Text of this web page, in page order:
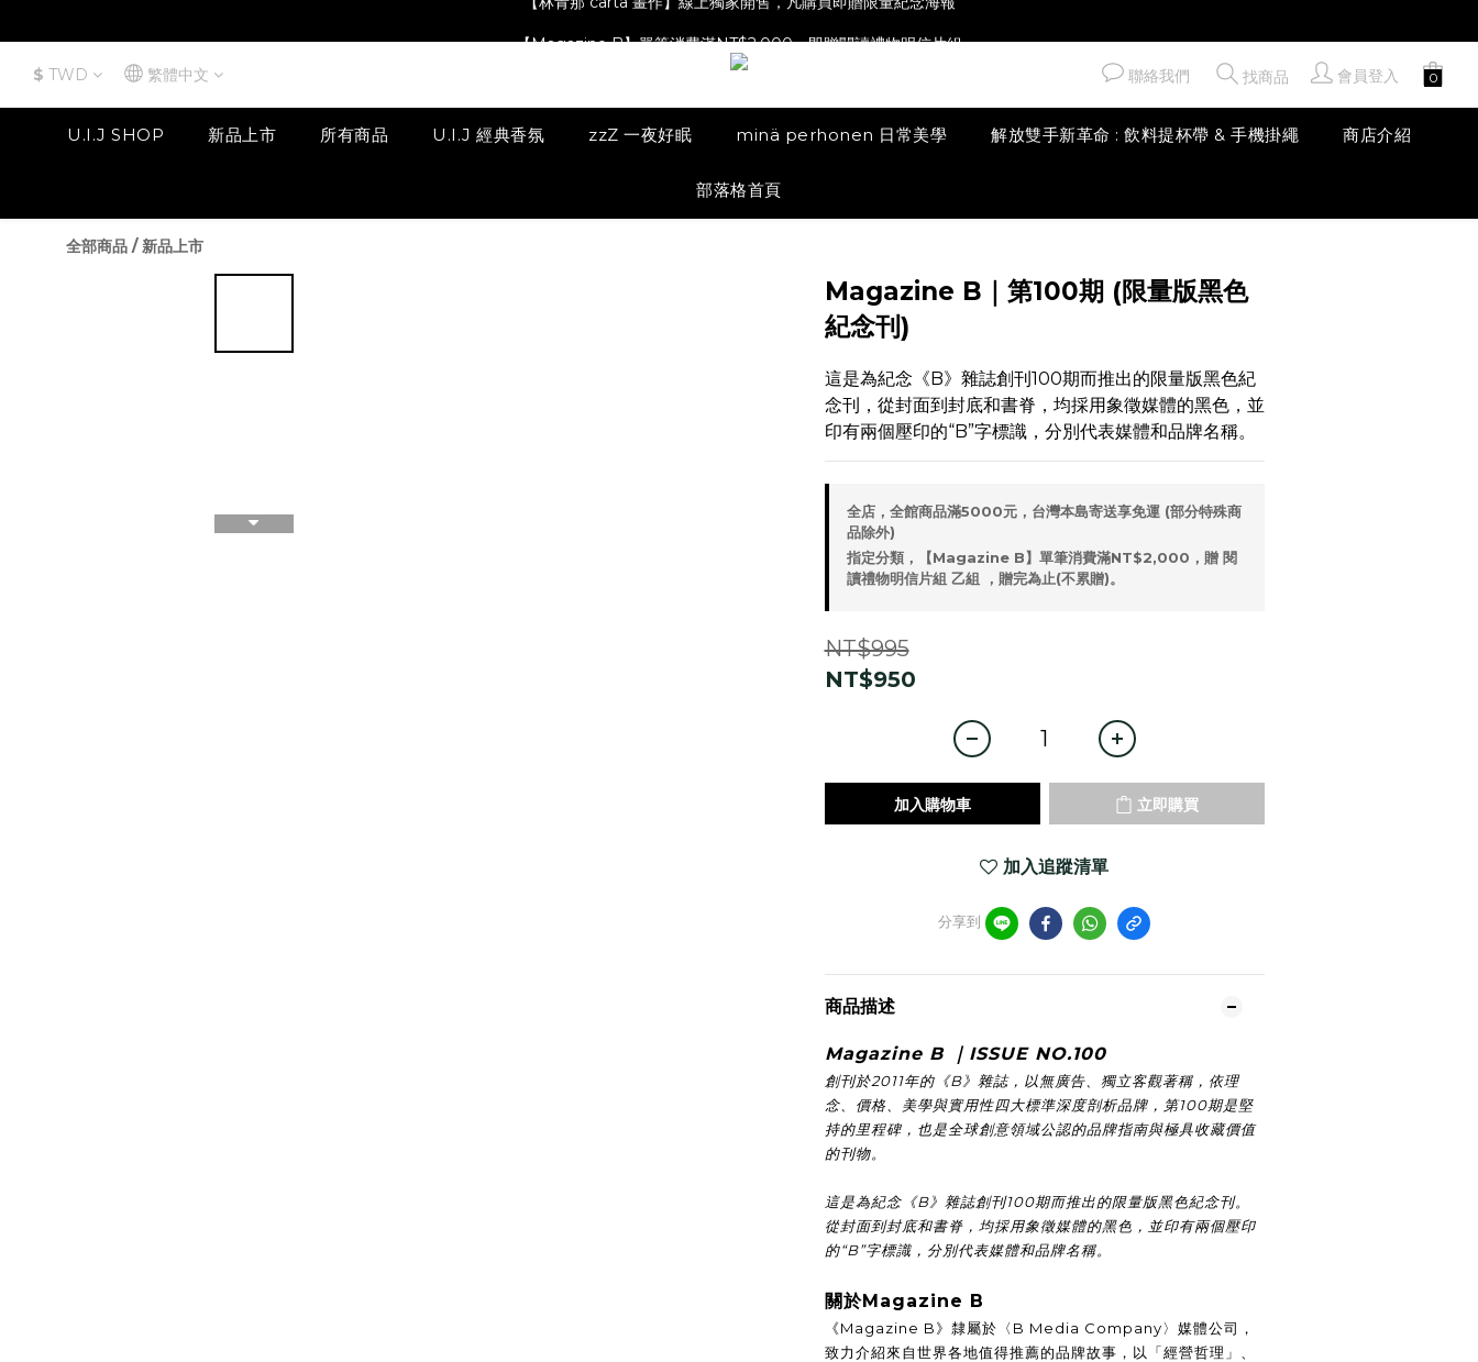
$ TWD 繁體中文 聯絡我們 找商品 會員登入
U.I.J SHOP 新品上市 所有商品 U.I.J 經典香氛 zzZ 一夜好眠 minä perhonen 日常美學 解放雙手新革命 : 飲料提杯帶 & 手機掛繩 商店介紹
部落格首頁
全部商品 /新品上市
Magazine B｜第100期 (限量版黑色
紀念刊)
這是為紀念《B》雜誌創刊100期而推出的限量版黑色紀
念刊，從封面到封底和書脊，均採用象徵媒體的黑色，並
印有兩個壓印的“B”字標識，分別代表媒體和品牌名稱。
全店，全館商品滿5000元，台灣本島寄送享免運 (部分特殊商
品除外)
指定分類，【Magazine B】單筆消費滿NT$2,000，贈 閱
讀禮物明信片組 乙組 ，贈完為止(不累贈)。
NT$995
NT$950
加入購物車 立即購買
加入追蹤清單
分享到
商品描述
Magazine B ｜ ISSUE NO.100
創刊於2011年的《B》雜誌，以無廣告、獨立客觀著稱，依理
念、價格、美學與實用性四大標準深度剖析品牌，第100期是堅
持的里程碑，也是全球創意領域公認的品牌指南與極具收藏價值
的刊物。
這是為紀念《B》雜誌創刊100期而推出的限量版黑色紀念刊。
從封面到封底和書脊，均採用象徵媒體的黑色，並印有兩個壓印
的“B”字標識，分別代表媒體和品牌名稱。
關於Magazine B
《Magazine B》隸屬於〈B Media Company〉媒體公司，
致力介紹來自世界各地值得推薦的品牌故事，以「經營哲理」、